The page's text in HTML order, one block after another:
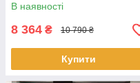
В наявності
8 364 ₴ 10 790 ₴
Купити